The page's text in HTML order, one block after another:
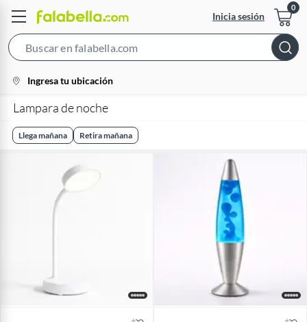
Inicia sesión
Bar
location-
icon
Ingresa tu ubicación
Lampara de noche
Llega mañana Retira mañana